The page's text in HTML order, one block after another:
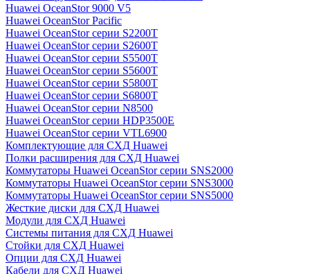
Huawei OceanStor 9000 V5
Huawei OceanStor Pacific
Huawei OceanStor серии S2200T
Huawei OceanStor серии S2600T
Huawei OceanStor серии S5500T
Huawei OceanStor серии S5600T
Huawei OceanStor серии S5800T
Huawei OceanStor серии S6800T
Huawei OceanStor серии N8500
Huawei OceanStor серии HDP3500E
Huawei OceanStor серии VTL6900
Комплектующие для СХД Huawei
Полки расширения для СХД Huawei
Коммутаторы Huawei OceanStor серии SNS2000
Коммутаторы Huawei OceanStor серии SNS3000
Коммутаторы Huawei OceanStor серии SNS5000
Жесткие диски для СХД Huawei
Модули для СХД Huawei
Системы питания для СХД Huawei
Стойки для СХД Huawei
Опции для СХД Huawei
Кабели для СХД Huawei